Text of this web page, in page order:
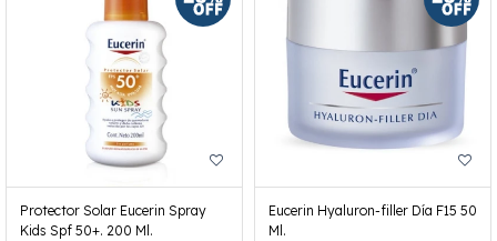
Protector Solar Eucerin Spray
Kids Spf 50+. 200 Ml.
Eucerin Hyaluron-filler Día F15 50
Ml.